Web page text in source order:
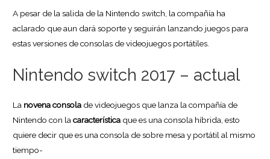
A pesar de la salida de la Nintendo switch, la compañía ha
aclarado que aun dará soporte y seguirán lanzando juegos para
estas versiones de consolas de videojuegos portátiles.
Nintendo switch 2017 – actual
La novena consola de videojuegos que lanza la compañía de
Nintendo con la característica que es una consola híbrida, esto
quiere decir que es una consola de sobre mesa y portátil al mismo
tiempo-